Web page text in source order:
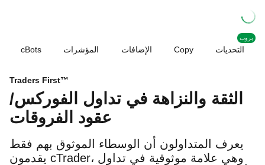
cBots المؤشرات الإضافات Copy التحديات
بروب
Traders First™
الثقة والنزاهة في تداول الفوركس/
عقود الفروقات
يعرف المتداولون أن الوسطاء الموثوق بهم فقط
يقدمون cTrader، وهي علامة موثوقية في تداول